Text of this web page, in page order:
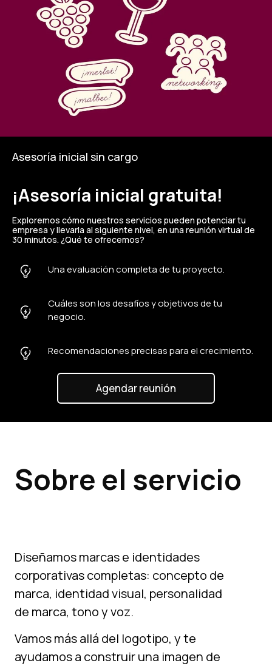
Asesoría inicial sin cargo
¡Asesoría inicial gratuita!
Exploremos cómo nuestros servicios pueden potenciar tu
empresa y llevarla al siguiente nivel, en una reunión virtual de
30 minutos. ¿Qué te ofrecemos?
Una evaluación completa de tu proyecto.
Cuáles son los desafíos y objetivos de tu
negocio.
Recomendaciones precisas para el crecimiento.
Agendar reunión
Sobre el servicio
Diseñamos marcas e identidades
corporativas completas: concepto de
marca, identidad visual, personalidad
de marca, tono y voz.
Vamos más allá del logotipo, y te
ayudamos a construir una imagen de